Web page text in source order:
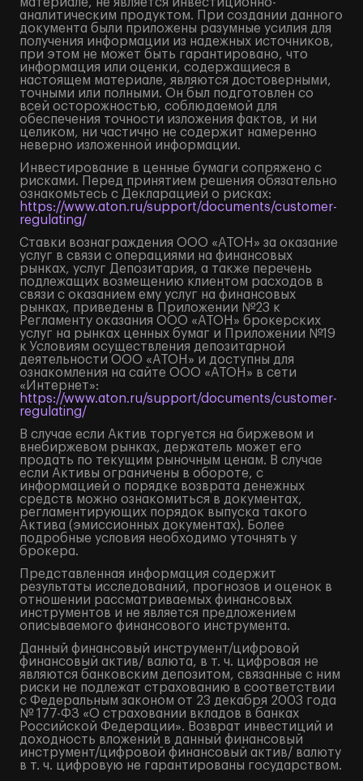
аналитическим продуктом. При создании данного
документа были приложены разумные усилия для
получения информации из надежных источников,
при этом не может быть гарантировано, что
информация или оценки, содержащиеся в
настоящем материале, являются достоверными,
точными или полными. Он был подготовлен со
всей осторожностью, соблюдаемой для
обеспечения точности изложения фактов, и ни
целиком, ни частично не содержит намеренно
неверно изложенной информации.
Инвестирование в ценные бумаги сопряжено с
рисками. Перед принятием решения обязательно
ознакомьтесь с Декларацией о рисках:
https://www.aton.ru/support/documents/customer-
regulating/
Ставки вознаграждения ООО «АТОН» за оказание
услуг в связи с операциями на финансовых
рынках, услуг Депозитария, а также перечень
подлежащих возмещению клиентом расходов в
связи с оказанием ему услуг на финансовых
рынках, приведены в Приложении №23 к
Регламенту оказания ООО «АТОН» брокерских
услуг на рынках ценных бумаг и Приложении №19
к Условиям осуществления депозитарной
деятельности ООО «АТОН» и доступны для
ознакомления на сайте ООО «АТОН» в сети
«Интернет»:
https://www.aton.ru/support/documents/customer-
regulating/
В случае если Актив торгуется на биржевом и
внебиржевом рынках, держатель может его
продать по текущим рыночным ценам. В случае
если Активы ограничены в обороте, с
информацией о порядке возврата денежных
средств можно ознакомиться в документах,
регламентирующих порядок выпуска такого
Актива (эмиссионных документах). Более
подробные условия необходимо уточнять у
брокера.
Представленная информация содержит
результаты исследований, прогнозов и оценок в
отношении рассматриваемых финансовых
инструментов и не является предложением
описываемого финансового инструмента.
Данный финансовый инструмент/цифровой
финансовый актив/ валюта, в т. ч. цифровая не
являются банковским депозитом, связанные с ним
риски не подлежат страхованию в соответствии
с Федеральным законом от 23 декабря 2003 года
№ 177-ФЗ «О страховании вкладов в банках
Российской Федерации». Возврат инвестиций и
доходность вложений в данный финансовый
инструмент/цифровой финансовый актив/ валюту
в т. ч. цифровую не гарантированы государством.